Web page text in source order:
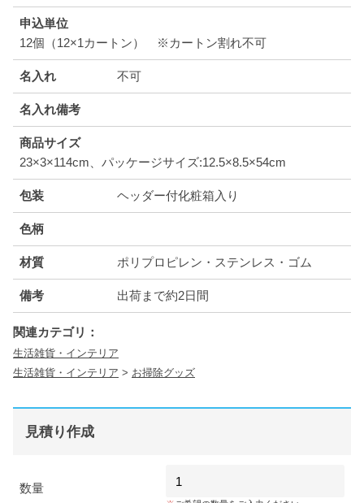
申込単位
12個（12×1カートン） ※カートン割れ不可
名入れ 不可
名入れ備考
商品サイズ
23×3×114cm、パッケージサイズ:12.5×8.5×54cm
包装 ヘッダー付化粧箱入り
色柄
材質 ポリプロピレン・ステンレス・ゴム
備考 出荷まで約2日間
関連カテゴリ：
生活雑貨・インテリア
生活雑貨・インテリア > お掃除グッズ
見積り作成
数量